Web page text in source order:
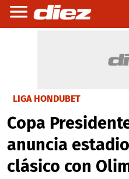
LIGA HONDUBET
Copa
anuncia
clásico con